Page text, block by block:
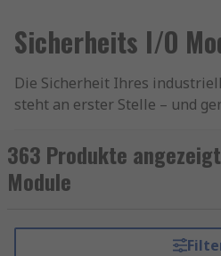
Sicherheits I/O
Die Sicherheit Ihres
steht an erster Stelle – und
ins Spiel. Diese innovativen
nur eine zuverlässige
auch neue Maßstäbe in
Sicherheit Ihres
363 Produkte
Module